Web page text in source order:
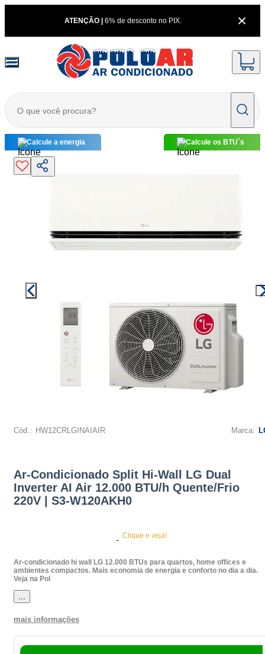
ATENÇÃO | 6% de desconto no PIX.
Calcule a energia Calcule os BTU`s
Cód.: HW12CRLGINAIAIR Marca:
Ar-Condicionado Split Hi-Wall LG Dual
Inverter AI Air 12.000 BTU/h Quente/Frio
220V | S3-W120AKH0
Clique e veja!
Ar-condicionado hi wall LG 12.000 BTUs para quartos, home offices e
ambientes compactos. Mais economia de energia e conforto no dia a dia.
Veja na Pol
...
mais informações